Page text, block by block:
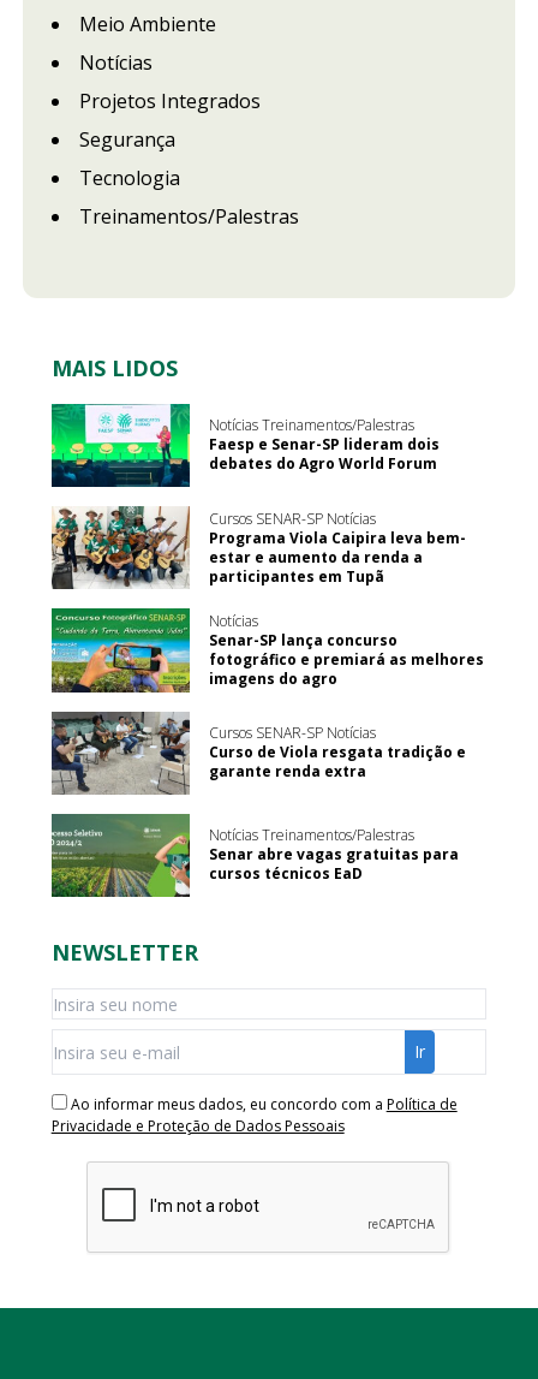
Meio Ambiente
Notícias
Projetos Integrados
Segurança
Tecnologia
Treinamentos/Palestras
MAIS LIDOS
Notícias Treinamentos/Palestras
Faesp e Senar-SP lideram dois
debates do Agro World Forum
Cursos SENAR-SP Notícias
Programa Viola Caipira leva bem-
estar e aumento da renda a
participantes em Tupã
Notícias
Senar-SP lança concurso
fotográfico e premiará as melhores
imagens do agro
Cursos SENAR-SP Notícias
Curso de Viola resgata tradição e
garante renda extra
Notícias Treinamentos/Palestras
Senar abre vagas gratuitas para
cursos técnicos EaD
NEWSLETTER
Ao informar meus dados, eu concordo com a Política de
Privacidade e Proteção de Dados Pessoais